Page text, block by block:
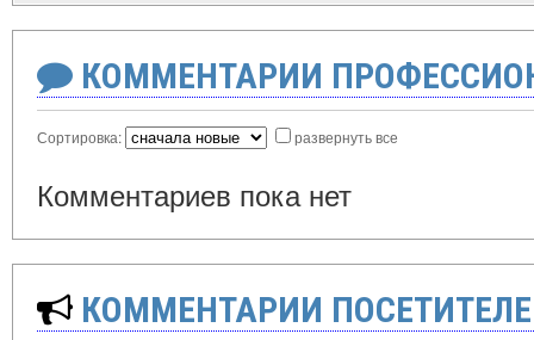
КОММЕНТАРИИ
Сортировка: развернуть все
Комментариев пока нет
КОММЕНТАРИИ